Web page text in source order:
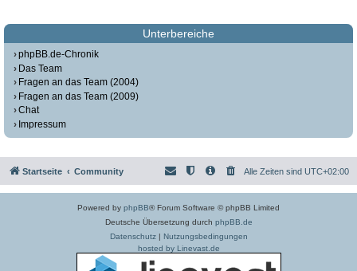
Unterbereiche
phpBB.de-Chronik
Das Team
Fragen an das Team (2004)
Fragen an das Team (2009)
Chat
Impressum
Startseite Community Alle Zeiten sind UTC+02:00
Powered by phpBB® Forum Software © phpBB Limited
Deutsche Übersetzung durch phpBB.de
Datenschutz| Nutzungsbedingungen
hosted by Linevast.de